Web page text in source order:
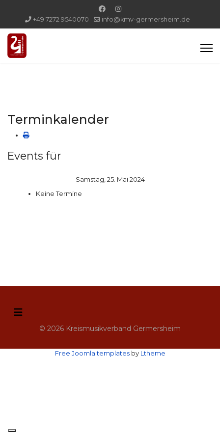
+49 7272 9540070 info@kmv-germersheim.de
Terminkalender
Events für
Samstag, 25. Mai 2024
Keine Termine
© 2026 Kreismusikverband Germersheim
Free Joomla templatesby Ltheme